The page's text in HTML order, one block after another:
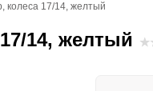
колеса 17/14, желтый
14, желтый